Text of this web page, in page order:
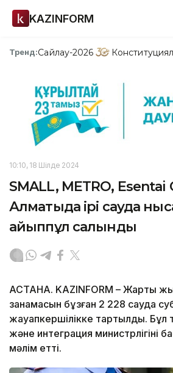
KAZINFORM
Тренд:Сайлау-2026
10:10, 18 Шілде 2024
SMALL, METRO,
Алматыда ірі сауда
айыппұл салынды
АСТАНА. KAZINFORM – Жарты
заңнамасын бұзған 2 228 сауда
жауапкершілікке тартылды. Бұл
және интеграция министрлігінің
мәлім етті.